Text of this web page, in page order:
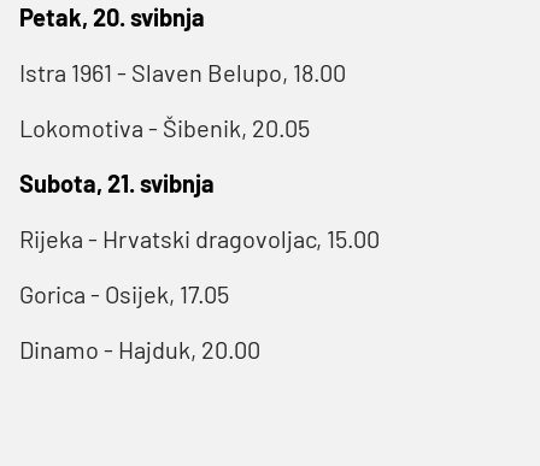
Petak, 20. svibnja
Istra 1961 - Slaven Belupo, 18.00
Lokomotiva - Šibenik, 20.05
Subota, 21. svibnja
Rijeka - Hrvatski dragovoljac, 15.00
Gorica - Osijek, 17.05
Dinamo - Hajduk, 20.00